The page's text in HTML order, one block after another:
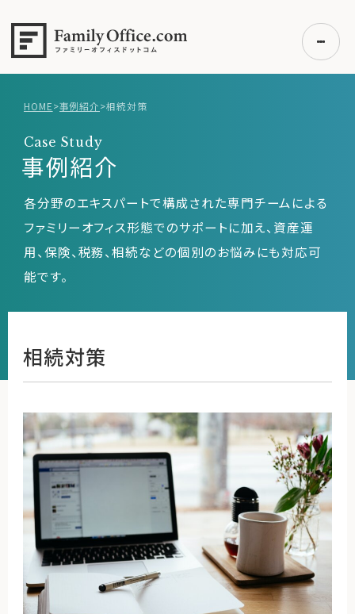
ご利用の流れ・プラン
事例紹介
エキスパート一覧
無料講座
運営会社
ファミリーオフィスとは
関連書籍
メールマガジン登録
よくある質問
HOME>事例紹介>相続対策
Case Study
事例紹介
各分野のエキスパートで構成された専門チームによる
ファミリーオフィス形態でのサポートに加え、資産運
用、保険、税務、相続などの個別のお悩みにも対応可
能です。
相続対策